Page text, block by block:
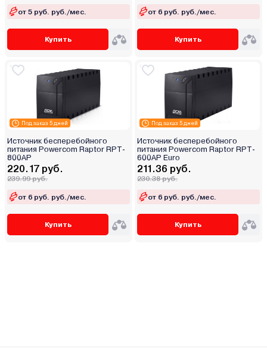
от 5 руб. руб./мес.
Купить
от 6 руб. руб./мес.
Купить
Под заказ 5 дней
Источник бесперебойного
питания Powercom Raptor RPT-
800AP
220.17 руб.
239.99 руб.
от 6 руб. руб./мес.
Купить
Под заказ 5 дней
Источник бесперебойного
питания Powercom Raptor RPT-
600AP Euro
211.36 руб.
230.38 руб.
от 6 руб. руб./мес.
Купить